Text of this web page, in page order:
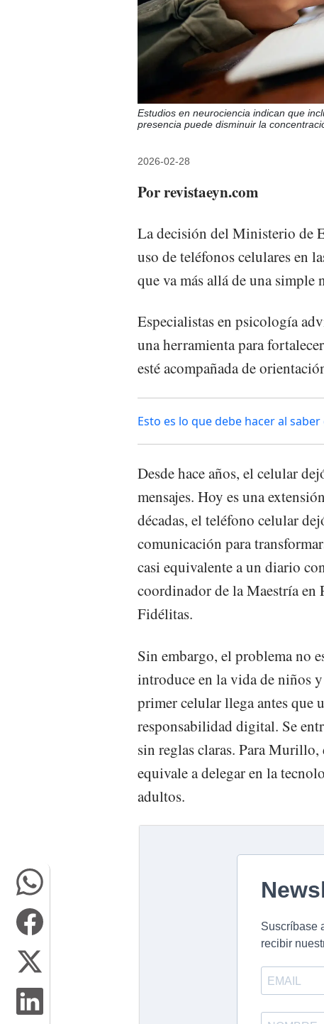
Estudios en neurociencia indican que
presencia puede disminuir la
2026-02-28
Por revistaeyn.com
La decisión del Ministerio de
uso de teléfonos celulares en
que va más allá de una
Especialistas en psicología
una herramienta para
esté acompañada de
Esto es lo que debe hacer al
Desde hace años, el celular
mensajes. Hoy es una
décadas, el teléfono celular
comunicación para
casi equivalente a un diario
coordinador de la Maestría
Fidélitas.
Sin embargo, el problema no
introduce en la vida de niños
primer celular llega antes que
responsabilidad digital. Se
sin reglas claras. Para
equivale a delegar en la
adultos.